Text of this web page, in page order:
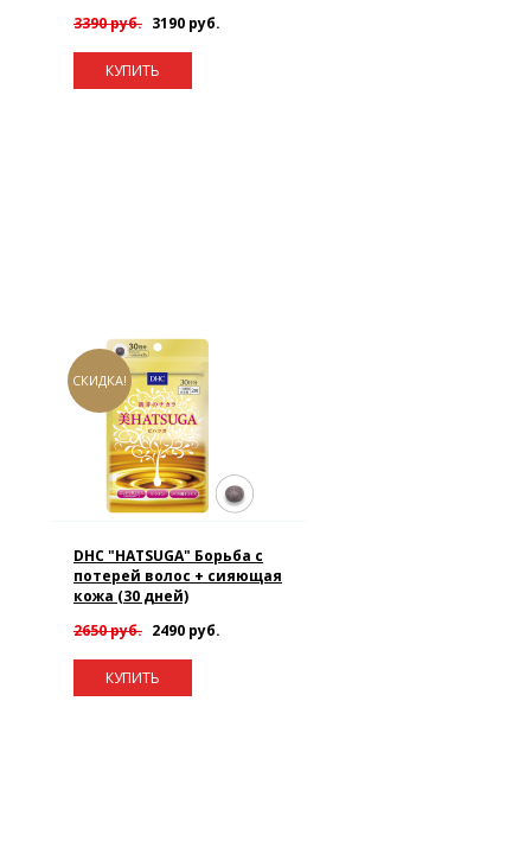
3390 руб. 3190 руб.
КУПИТЬ
СКИДКА!
DHC "HATSUGA" Борьба с
потерей волос + сияющая
кожа (30 дней)
2650 руб. 2490 руб.
КУПИТЬ